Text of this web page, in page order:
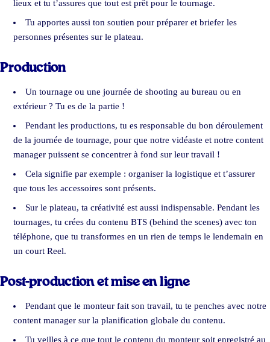
lieux et tu t’assures que tout est prêt pour le tournage.
Tu apportes aussi ton soutien pour préparer et briefer les
personnes présentes sur le plateau.
Production
Un tournage ou une journée de shooting au bureau ou en
extérieur ? Tu es de la partie !
Pendant les productions, tu es responsable du bon déroulement
de la journée de tournage, pour que notre vidéaste et notre content
manager puissent se concentrer à fond sur leur travail !
Cela signifie par exemple : organiser la logistique et t’assurer
que tous les accessoires sont présents.
Sur le plateau, ta créativité est aussi indispensable. Pendant les
tournages, tu crées du contenu BTS (behind the scenes) avec ton
téléphone, que tu transformes en un rien de temps le lendemain en
un court Reel.
Post-production et mise en ligne
Pendant que le monteur fait son travail, tu te penches avec notre
content manager sur la planification globale du contenu.
Tu veilles à ce que tout le contenu du monteur soit enregistré au